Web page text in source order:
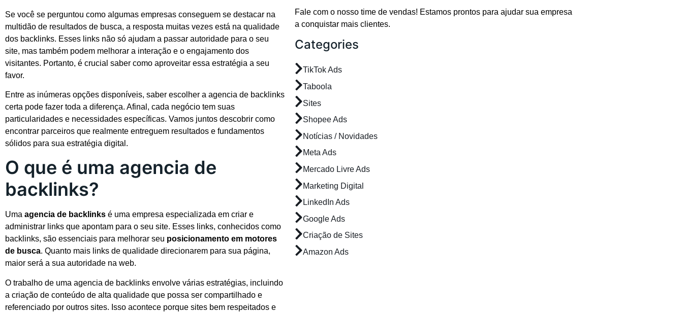
Se você se perguntou como algumas empresas conseguem se destacar na
multidão de resultados de busca, a resposta muitas vezes está na qualidade
dos backlinks. Esses links não só ajudam a passar autoridade para o seu
site, mas também podem melhorar a interação e o engajamento dos
visitantes. Portanto, é crucial saber como aproveitar essa estratégia a seu
favor.
Entre as inúmeras opções disponíveis, saber escolher a agencia de backlinks
certa pode fazer toda a diferença. Afinal, cada negócio tem suas
particularidades e necessidades específicas. Vamos juntos descobrir como
encontrar parceiros que realmente entreguem resultados e fundamentos
sólidos para sua estratégia digital.
O que é uma agencia de
backlinks?
Uma agencia de backlinks é uma empresa especializada em criar e
administrar links que apontam para o seu site. Esses links, conhecidos como
backlinks, são essenciais para melhorar seu posicionamento em motores
de busca. Quanto mais links de qualidade direcionarem para sua página,
maior será a sua autoridade na web.
O trabalho de uma agencia de backlinks envolve várias estratégias, incluindo
a criação de conteúdo de alta qualidade que possa ser compartilhado e
referenciado por outros sites. Isso acontece porque sites bem respeitados e
Fale com o nosso time de vendas! Estamos prontos para ajudar sua empresa
a conquistar mais clientes.
Categories
TikTok Ads
Taboola
Sites
Shopee Ads
Notícias / Novidades
Meta Ads
Mercado Livre Ads
Marketing Digital
LinkedIn Ads
Google Ads
Criação de Sites
Amazon Ads